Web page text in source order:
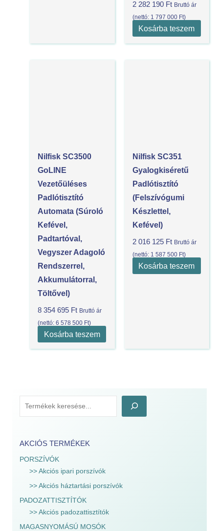
AKCIÓS TERMÉKEK
PORSZÍVÓK
>> Akciós ipari porszívók
>> Akciós háztartási porszívók
PADOZATTISZTÍTÓK
>> Akciós padozattisztítók
MAGASNYOMÁSÚ MOSÓK
2 282 190 Ft Bruttó ár
(nettó: 1 797 000 Ft)
Kosárba teszem
Nilfisk SC3500
GoLINE
Vezetőüléses
Padlótisztító
Automata (súroló
Kefével,
Padtartóval,
Vegyszer Adagoló
Rendszerrel,
Akkumulátorral,
Töltővel)
8 354 695 Ft Bruttó ár
(nettó:6 578 500 Ft)
Kosárba teszem
Nilfisk SC351
Gyalogkiséretű
Padlótisztító
(felszívógumi
Készlettel,
Kefével)
2 016 125 Ft Bruttó ár
(nettó: 1 587 500 Ft)
Kosárba teszem